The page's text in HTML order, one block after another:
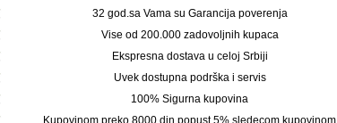
32 god.sa Vama su Garancija poverenja
Vise od 200.000 zadovoljnih kupaca
Ekspresna dostava u celoj Srbiji
Uvek dostupna podrška i servis
100% Sigurna kupovina
Kupovinom preko 8000 din popust 5% sledecom kupovinom